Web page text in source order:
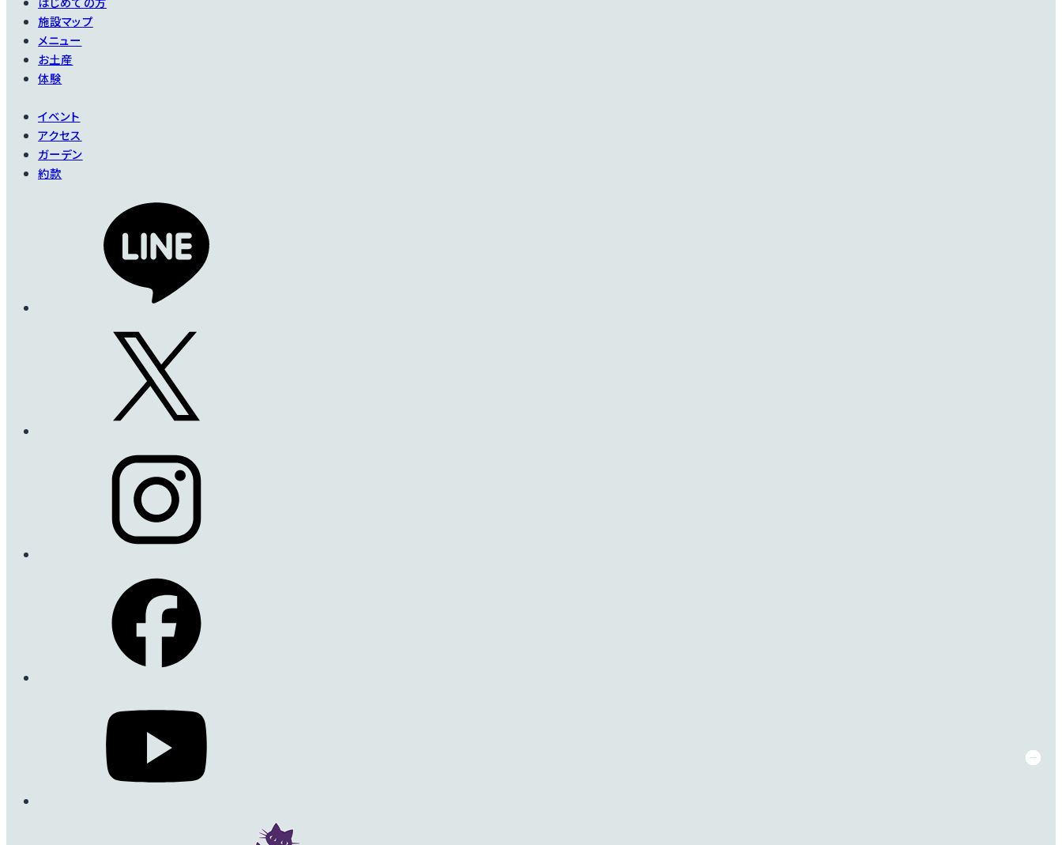
施設マップ
メニュー
お土産
体験
イベント
アクセス
ガーデン
約款